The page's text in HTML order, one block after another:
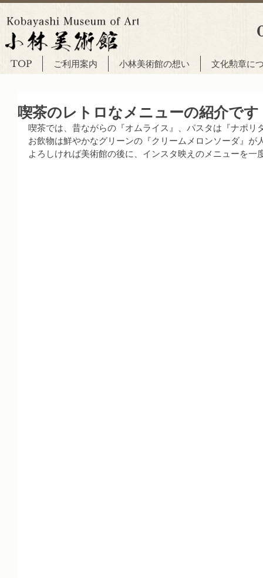
TOP ご利用案内 小林美術館の想い 文化勲章に
喫茶のレトロなメニューの紹介です
喫茶では、昔ながらの『オムライス』、パスタは『ナポリ
お飲物は鮮やかなグリーンの『クリームメロンソーダ』が
よろしければ美術館の後に、インスタ映えのメニューを一